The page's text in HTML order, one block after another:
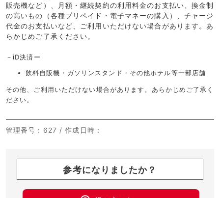
販売機など）、月額・継続契約の利用料金のお支払い、換金制
の高いもの（各種プリペイド・電子マネーの購入）、チャージ
代金のお支払いなど、ご利用いただけない場合があります。あ
らかじめご了承ください。
－iD決済ー
飲料自販機・ガソリンスタンド・その他ホテル等一部店舗
その他、ご利用いただけない場合があります。あらかじめご了承く
ださい。
管理番号 ：627 /作成日時 ：
参考になりましたか？